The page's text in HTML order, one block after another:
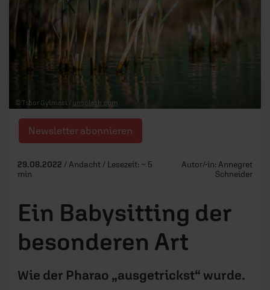
DOSSIERS
GLAUBE
MENSCHEN
GESELLSCHAFT
TEAM
© Tibor Gyimesi / unsplash.com
Newsletter abonnieren
29.08.2022 / Andacht / Lesezeit: ~ 5
min
Autor/-in: Annegret
Schneider
Ein Babysitting der
besonderen Art
Wie der Pharao „ausgetrickst“ wurde.